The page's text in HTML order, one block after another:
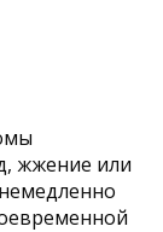
жжение или